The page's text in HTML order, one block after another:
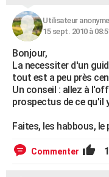
Dictionnaire
Biographies
Citations
Expressions
Proverbes
PROGRAMME TV
COPAINS D'AVANT
S'inscrire
Se connecter
Lycées
Collèges
Primaires
Universités
Entreprises
Service militaire
Avis de recherche
AVIS DE DÉCÈS
FORUM
Bricolage
Lifestyle
Culture
Sport
Auto
Television
Voyage
Cinema
Utilisateur anonyme
15 sept. 2010 à
Bonjour,
La necessiter d'un
tout est a peu près
Un conseil : allez à
prospectus de ce qu'il
Faites, les habbous, le
Commenter 1